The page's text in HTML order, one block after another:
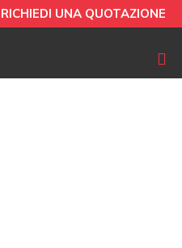
RICHIEDI UNA QUOTAZIONE